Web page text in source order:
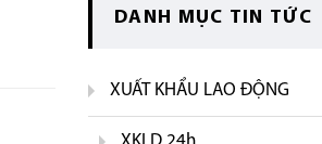
DANH MỤC TIN TỨC
XUẤT KHẨU LAO ĐỘNG